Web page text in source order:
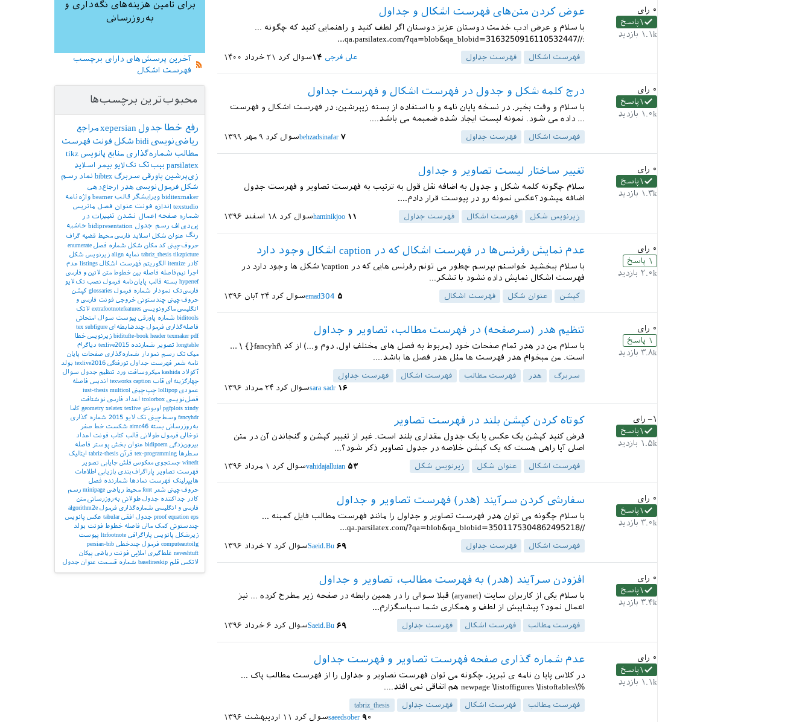
۰ رای
۱ پاسخ
۱.۱k بازدید
عوض کردن متن‌های فهرست اشکال و جداول
با سلام و عرض ادب خدمت دوستان عزیز دوستان اگر لطف کنید و راهنمایی کنید که چگونه ...
://qa.parsilatex.com/?qa=blob&qa_blobid=3163250916110532447...
فهرست اشکال فهرست جداول سوال کرد ۲۱ خرداد ۱۴۰۰ علی فرجی ۱۴
۰ رای
۱ پاسخ
۱.۰k بازدید
درج کلمه شکل و جدول در فهرست اشکال و فهرست جداول
با سلام و وقت بخیر. در نسخه پایان نامه و با استفاده از بسته زیپرشین: در فهرست اشکال و فهرست
... داده می شود. نمونه لیست ایجاد شده ضمیمه می باشد....
فهرست اشکال فهرست جداول سوال کرد ۹ مهر ۱۳۹۹ behzadsinafar ۷
۰ رای
۱ پاسخ
۱.۳k بازدید
تغییر ساختار لیست تصاویر و جداول
سلام چگونه کلمه شکل و جدول به اضافه نقل قول به ترتیب به فهرست تصاویر و فهرست جدول
اضافه میشود؟عکس نمونه رو در پیوست قرار دادم....
زیرنویس شکل فهرست اشکال فهرست جداول سوال کرد ۱۸ اسفند ۱۳۹۶ haminikjoo ۱۱
۰ رای
۱ پاسخ
۲.۰k بازدید
عدم نمایش رفرنس‌ها در فهرست اشکال که در caption اشکال وجود دارد
با سلام ببخشید خواستم بپرسم چطور می تونم رفرنس هایی که در caption\ شکل ها وجود دارد در
فهرست اشکال نمایش داده نشود با تشکر...
کپشن عنوان شکل فهرست اشکال سوال کرد ۲۴ آبان ۱۳۹۶ emad304 ۵
۰ رای
۱ پاسخ
۳.۸k بازدید
تنظیم هدر (سرصفحه) در فهرست مطالب، تصاویر و جداول
با سلام من در هدر تمام صفحات خود (مربوط به فصل های مختلف اول، دوم و...) از کد \fancyhf{} \ ...
است. من میخوام هدر فهرست ها مثل هدر فصل ها باشد....
سربرگ هدر فهرست مطالب فهرست اشکال
فهرست جداول
سوال کرد ۲۴ مرداد ۱۳۹۶ sara sadr ۱۶
–۱ رای
۱ پاسخ
۱.۵k بازدید
کوتاه کردن کپشن بلند در فهرست تصاویر
فرض کنید کپشن یک عکس یا یک جدول مقداری بلند است. غیر از تغییر کپشن و گنجاندن آن در متن
اصلی آیا راهی هست که یک کپشن خلاصه در جدول تصاویر ذکر شود؟...
فهرست اشکال عنوان شکل زیرنویس شکل سوال کرد ۱ مرداد ۱۳۹۶ vahidajalluian ۵۳
۰ رای
۱ پاسخ
۳.۰k بازدید
سفارشی کردن سرآیند (هدر) فهرست تصاویر و جداول
با سلام چگونه می توان هدر فهرست تصاویر و جداول را مانند فهرست مطالب فایل کمینه ...
//qa.parsilatex.com/?qa=blob&qa_blobid=3501175304862495218...
فهرست اشکال فهرست جداول سوال کرد ۷ خرداد ۱۳۹۶ Saeid.Bu ۶۹
۰ رای
۱ پاسخ
۳.۴k بازدید
افزودن سرآیند (هدر) به فهرست مطالب، تصاویر و جداول
با سلام یکی از کاربران سایت (aryanet) قبلا سوالی را در همین رابطه در صفحه زیر مطرح کرده ... نیز
اعمال نمود؟ پیشاپیش از لطف و همکاری شما سپاسگزارم...
فهرست مطالب فهرست اشکال فهرست جداول سوال کرد ۶ خرداد ۱۳۹۶ Saeid.Bu ۶۹
۰ رای
۱ پاسخ
۱.۱k بازدید
عدم شماره گذاری صفحه فهرست تصاویر و فهرست جداول
در کلاس پایا ن نامه ی تبریز، چکونه می توان فهرست نصاویر و جداول را از فهرست مطالب پاک ...
%\newpage \listoffigures \listoftables هم اتفاقی نمی افتد....
فهرست مطالب فهرست اشکال فهرست جداول
tabriz_thesis
سوال کرد ۱۱ اردیبهشت ۱۳۹۶ saeedsober ۹۰
برای تامین هزینه‌های نگه‌داری و
به‌روزرسانی
آخرین پرسش‌های دارای برچسب
فهرست اشکال
محبوب‌ترین برچسب‌ها
رفع خطا جدول xepersianمراجع
ریاضی‌نویسی bidi شکل فونت فهرست
مطالب شماره‌گذاری منابع پانویس tikz
parsilatex بیب‌تک تک‌لایو بیمر اسلاید
زی‌پرشین پاورقی سربرگ bibtex نماد رسم
شکل فرمول‌نویسی هدر
ارجاع‌دهی
biditexmaker ویرایشگر قالب beamer واژه‌نامه
texstudio اندازه فونت عنوان فصل ماتریس
شماره صفحه اعمال نشدن تغییرات در
پی‌دی‌اف رسم جدول bidipresentation حاشیه
رنگ عنوان شکل اسلاید فارسی محیط قضیه گراف
حروف‌چینی کد مکان شکل شماره فصل enumerate
tabriz_thesis tikzpicture نمایه align زیرنویس شکل
کادر
itemize الگوریتم فهرست اشکال listings عدم
اجرا
نیم‌فاصله فاصله بین خطوط متن لاتین و فارسی
hyperref بسته قالب پایان‌نامه فرمول نصب تک‌لایو
فارسی‌تک نمودار شماره فرمول glossaries کپشن
حروف‌چینی چندستونی خروجی فونت فارسی و
انگلیسی ماکرونویسی extrafootnotefeatures لاتک
biditools شماره پاورقی پیوست‌ سوال امتحانی
فاصله‌گذاری فرمول چندضابطه‌ای tex subfigure
biditufte-book header texmaker pdf زیرنویس خطا
longtable تصویر شمارنده texlive2015 دیاگرام
میک‌تک رسم نمودار شماره‌گذاری صفحات پایان
نامه شعر فهرست جداول تورفتگی texlive2016 بولد
آکولاد kashida میکروسافت ورد تنظیم جدول سوال
چهارگزینه‌ای قاب texworks caption اندیس فاصله
عمودی lollipop چپ‌چینی iust-thesis multicol
فصل‌نویسی tcolorbox اعداد فارسی نوشتافت
pgfplots xindy اوبونتو geometry xelatex texlive
کاما
fancyhdr وسط‌چینی تک لایو 2015
شماره گذاری
به‌روزرسانی بسته aimc46 شکست خط صفر
توخالی فرمول طولانی قالب کتاب فونت اعداد
بیرون‌زدگی bidipoem عنوان بخش پوستر
فاصله
سطرها
tex-programming قرآن tabriz-thesis
ایتالیک
winedt جستجوی معکوس فلش جایابی تصویر
فهرست تصاویر
پاراگراف‌بندی بازیابی اطلاعات
هایپرلینک فهرست نمادها
شمارنده فصل
حروف‌چینی شعر font محیط ریاضی minipage رسم
کادر
جداکننده جدول طولانی به‌روزرسانی متن
فارسی و انگلیسی شماره‌گذاری فرمول algorithm2e
proof equation eps جدول افقی tabular عکس پانویس
چندستونی کمک مالی فاصله خطوط فونت بولد
زیرشکل پانویس پاراگرافی ltrfootnote پیوست
computeautoilg فرمول چندخطی persian-bib
neveshtuft غلط‌گیری املایی فونت ریاضی پیکان
لاتکس قلم baselineskip شماره قسمت عنوان جدول